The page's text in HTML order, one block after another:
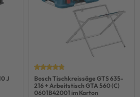
J
Bosch Tischkreissäge GTS 635-
216 + Arbeitstisch GTA 560 (C)
0601B42001 im Karton